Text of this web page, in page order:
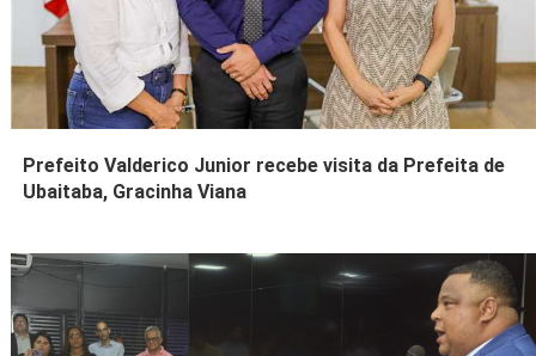
Prefeito Valderico Junior recebe visita da Prefeita de
Ubaitaba, Gracinha Viana